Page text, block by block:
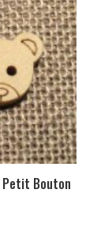
Petit Bouton